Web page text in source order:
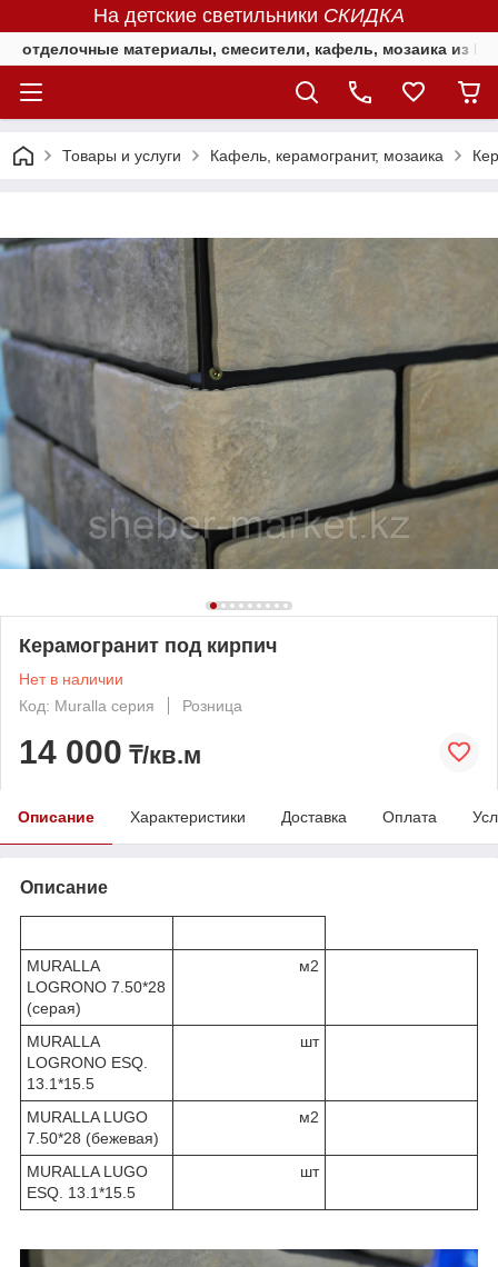
На детские светильники СКИДКА
отделочные материалы, смесители, кафель, мозаика из
Товары и услуги Кафель, керамогранит, мозаика
Керамогранит под кирпич
Нет в наличии
Код: Muralla серия
Розница
14 000 ₸/кв.м
Описание Характеристики Доставка Оплата
Описание
MURALLA
LOGRONO 7.50*28
(серая)
м2
MURALLA
LOGRONO ESQ.
13.1*15.5
шт
MURALLA LUGO
7.50*28 (бежевая)
м2
MURALLA LUGO
ESQ. 13.1*15.5
шт